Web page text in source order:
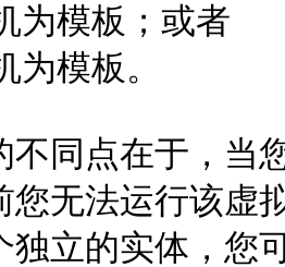
为模板；或者
模板。
不同点在于，当
您无法运行该虚
独立的实体，您